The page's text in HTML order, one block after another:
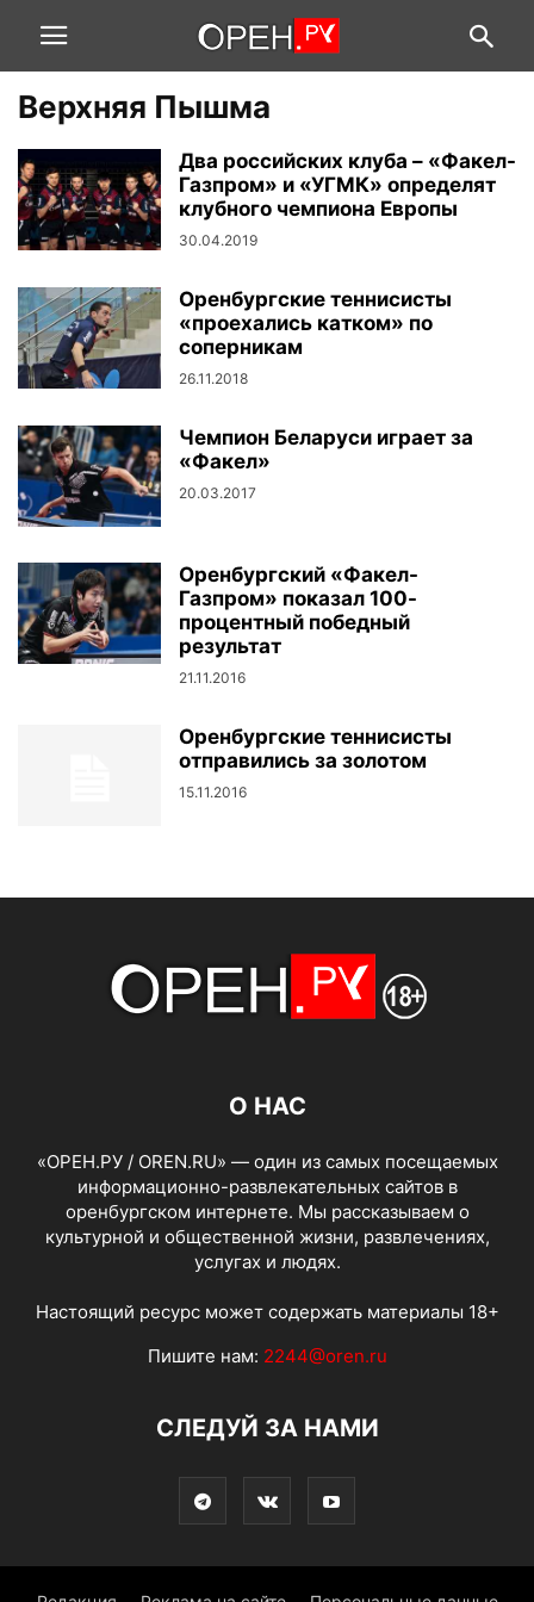
Верхняя Пышма
Два российских клуба – «Факел-
Газпром» и «УГМК» определят
клубного чемпиона Европы
30.04.2019
Оренбургские теннисисты
«проехались катком» по
соперникам
26.11.2018
Чемпион Беларуси играет за
«Факел»
20.03.2017
Оренбургский «Факел-
Газпром» показал 100-
процентный победный
результат
21.11.2016
Оренбургские теннисисты
отправились за золотом
15.11.2016
О НАС
«ОРЕН.РУ / OREN.RU» — один из самых посещаемых
информационно-развлекательных сайтов в
оренбургском интернете. Мы рассказываем о
культурной и общественной жизни, развлечениях,
услугах и людях.
Настоящий ресурс может содержать материалы 18+
Пишите нам: 2244@oren.ru
СЛЕДУЙ ЗА НАМИ